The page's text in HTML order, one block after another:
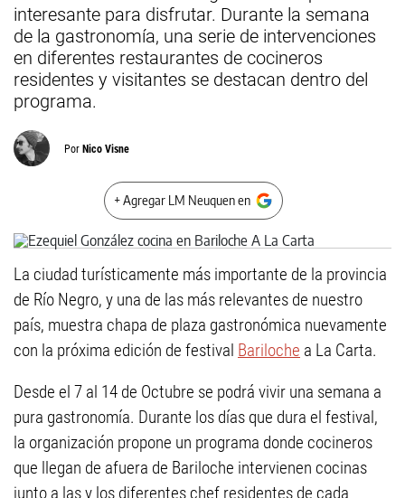
interesante para disfrutar. Durante la semana
de la gastronomía, una serie de intervenciones
en diferentes restaurantes de cocineros
residentes y visitantes se destacan dentro del
programa.
Por Nico Visne
+ Agregar LM Neuquen en
La ciudad turísticamente más importante de la provincia
de Río Negro, y una de las más relevantes de nuestro
país, muestra chapa de plaza gastronómica nuevamente
con la próxima edición de festival Bariloche a La Carta.
Desde el 7 al 14 de Octubre se podrá vivir una semana a
pura gastronomía. Durante los días que dura el festival,
la organización propone un programa donde cocineros
que llegan de afuera de Bariloche intervienen cocinas
junto a las y los diferentes chef residentes de cada